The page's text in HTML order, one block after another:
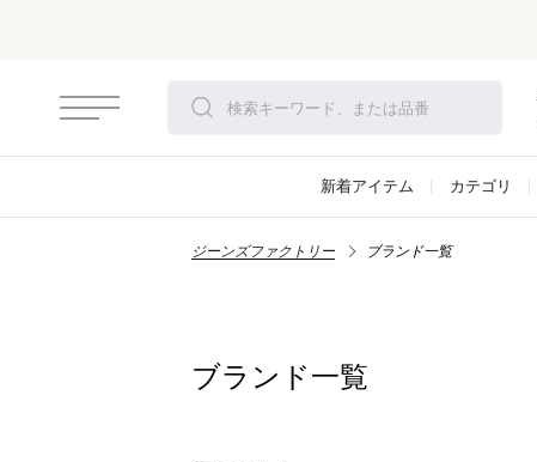
新着アイテム カテゴリ
ジーンズファクトリー ブランド一覧
ブランド一覧